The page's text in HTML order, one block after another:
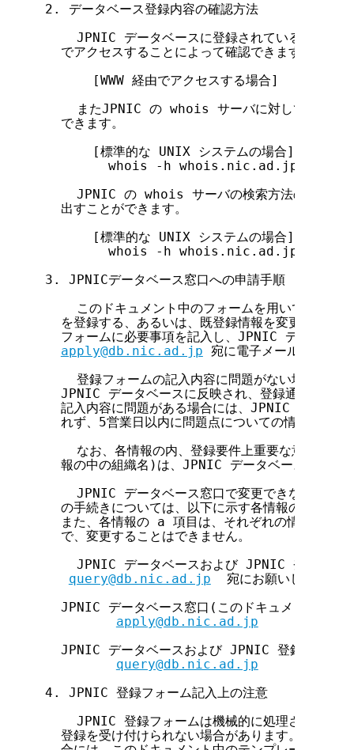
2. データベース登録内容の確認方法
JPNIC データベースに登録されている情報は
  でアクセスすることによって確認できます。
      [WWW 経由でアクセスする場合]
またJPNIC の whois サーバに対して、以下の
  できます。
      [標準的な UNIX システムの場合]
whois -h whois.nic.ad.jp <検索し
JPNIC の whois サーバの検索方法の詳細説明
  出すことができます。
      [標準的な UNIX システムの場合]
        whois -h whois.nic.ad.jp help
3. JPNICデータベース窓口への申請手順
このドキュメント中のフォームを用いて JPNIC
を登録する、あるいは、既登録情報を変更するこ
フォームに必要事項を記入し、JPNIC データベー
apply@db.nic.ad.jp 宛に電子メールで送付し
登録フォームの記入内容に問題がない場合、そ
JPNIC データベースに反映され、登録通知が電子
記入内容に問題がある場合には、JPNIC データベ
れず、5営業日以内に問題点についての情報が電子
なお、各情報の内、登録要件上重要な意味を持
報の中の組織名)は、JPNIC データベース窓口で
JPNIC データベース窓口で変更できない項目、
の手続きについては、以下に示す各情報の記入方
また、各情報の a 項目は、それぞれの情報を識別
  で、変更することはできません。
JPNIC データベースおよび JPNIC 登録フォー
query@db.nic.ad.jp
  宛にお願いします。
JPNIC データベース窓口(このドキュメントに含
apply@db.nic.ad.jp
JPNIC データベースおよび JPNIC 登録フォーム
query@db.nic.ad.jp
4. JPNIC 登録フォーム記入上の注意
JPNIC 登録フォームは機械的に処理されるため
登録を受け付けられない場合があります。JPNIC